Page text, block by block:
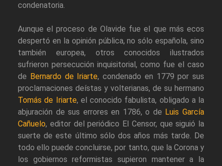
condenatoria.
Aunque el proceso de Olavide fue el que más ecos
despertó en la opinión pública, no sólo española, sino
también europea, otros conocidos ilustrados
sufrieron persecución inquisitorial, como fue el caso
de Bernardo de Iriarte, condenado en 1779 por sus
proclamaciones deístas y volterianas, de su hermano
Tomás de Iriarte, el conocido fabulista, obligado a la
abjuración de sus errores en 1786, o de Luis García
Cañuelo, editor del periódico El Censor, que siguió la
suerte de este último sólo dos años más tarde. De
todo ello puede concluirse, por tanto, que la Corona y
los gobiernos reformistas supieron mantener a la